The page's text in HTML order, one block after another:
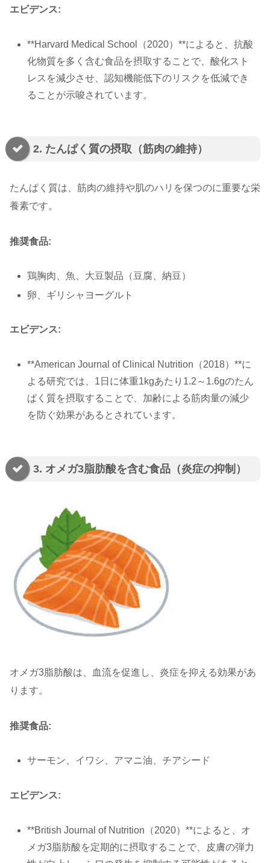
エビデンス:
**Harvard Medical School（2020）**によると、抗酸
化物質を多く含む食品を摂取することで、酸化スト
レスを減少させ、認知機能低下のリスクを低減でき
ることが示唆されています。
2. たんぱく質の摂取（筋肉の維持）
たんぱく質は、筋肉の維持や肌のハリを保つのに重要な栄
養素です。
推奨食品:
鶏胸肉、魚、大豆製品（豆腐、納豆）
卵、ギリシャヨーグルト
エビデンス:
**American Journal of Clinical Nutrition（2018）**に
よる研究では、1日に体重1kgあたり1.2～1.6gのたん
ぱく質を摂取することで、加齢による筋肉量の減少
を防ぐ効果があるとされています。
3. オメガ3脂肪酸を含む食品（炎症の抑制）
オメガ3脂肪酸は、血流を促進し、炎症を抑える効果があ
ります。
推奨食品:
サーモン、イワシ、アマニ油、チアシード
エビデンス:
**British Journal of Nutrition（2020）**によると、オ
メガ3脂肪酸を定期的に摂取することで、皮膚の弾力